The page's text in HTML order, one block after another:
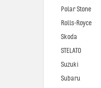
Polar Stone
Rolls-Royce
Skoda
STELATO
Suzuki
Subaru